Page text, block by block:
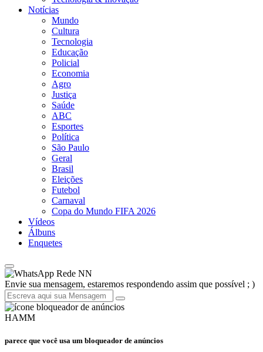
Notícias
Mundo
Cultura
Tecnologia
Educação
Policial
Economia
Agro
Justiça
Saúde
ABC
Esportes
Política
São Paulo
Geral
Brasil
Eleições
Futebol
Carnaval
Copa do Mundo FIFA 2026
Vídeos
Álbuns
Enquetes
Rede NN
Envie sua mensagem, estaremos respondendo assim que possível ; )
HAMM
parece que você usa um bloqueador de anúncios